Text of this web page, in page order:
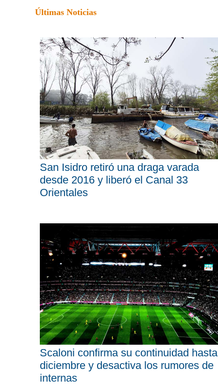
Últimas Noticias
San Isidro retiró una draga varada
desde 2016 y liberó el Canal 33
Orientales
Scaloni confirma su continuidad hasta
diciembre y desactiva los rumores de
internas